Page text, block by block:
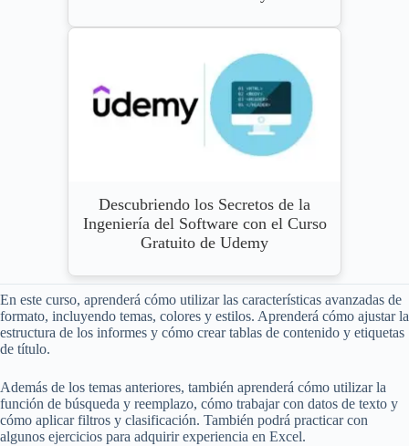
Descubriendo los Secretos de la
Ingeniería del Software con el Curso
Gratuito de Udemy
En este curso, aprenderá cómo utilizar las características avanzadas de
formato, incluyendo temas, colores y estilos. Aprenderá cómo ajustar la
estructura de los informes y cómo crear tablas de contenido y etiquetas
de título.
Además de los temas anteriores, también aprenderá cómo utilizar la
función de búsqueda y reemplazo, cómo trabajar con datos de texto y
cómo aplicar filtros y clasificación. También podrá practicar con
algunos ejercicios para adquirir experiencia en Excel.